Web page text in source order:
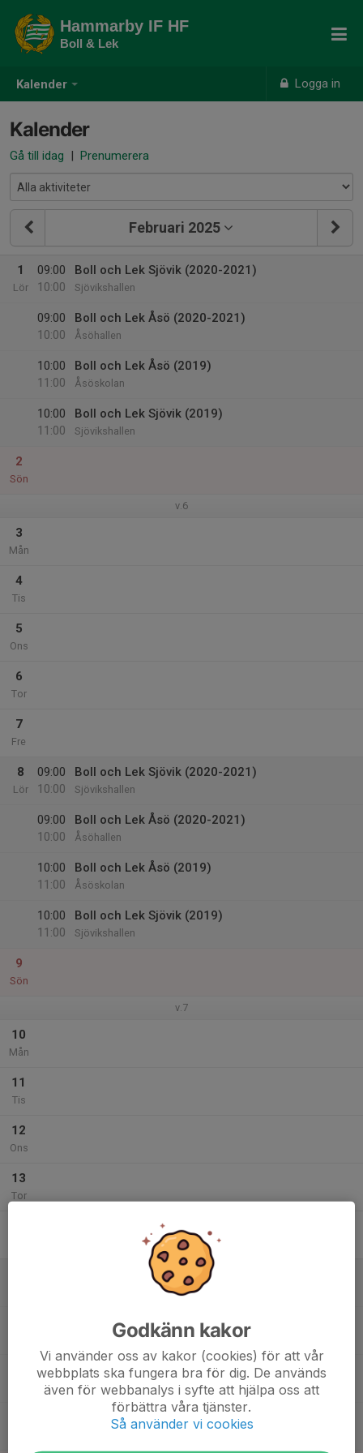
Kalender Logga in
Hammarby IF HF
Boll & Lek
Kalender
Gå till idag | Prenumerera
Februari 2025
1
Lör
09:00
10:00
Boll och Lek Sjövik (2020-2021)
Sjövikshallen
09:00
10:00
Boll och Lek Åsö (2020-2021)
Åsöhallen
10:00
11:00
Boll och Lek Åsö (2019)
Åsöskolan
10:00
11:00
Boll och Lek Sjövik (2019)
Sjövikshallen
2
Sön
v.6
3
Mån
4
Tis
5
Ons
6
Tor
7
Fre
8
Lör
09:00
10:00
Boll och Lek Sjövik (2020-2021)
Sjövikshallen
09:00
10:00
Boll och Lek Åsö (2020-2021)
Åsöhallen
10:00
11:00
Boll och Lek Åsö (2019)
Åsöskolan
10:00
11:00
Boll och Lek Sjövik (2019)
Sjövikshallen
9
Sön
v.7
10
Mån
11
Tis
12
Ons
13
Tor
Boll och Lek Sjövik (2020-2021)
Boll och Lek Åsö (2020-2021)
Åsöhallen
10:00
11:00
Boll och Lek Åsö (2019)
Åsöskolan
Boll och Lek Sjövik (2019)
Godkänn kakor
Vi använder oss av kakor (cookies) för att vår
webbplats ska fungera bra för dig. De används
även för webbanalys i syfte att hjälpa oss att
förbättra våra tjänster.
Så använder vi cookies